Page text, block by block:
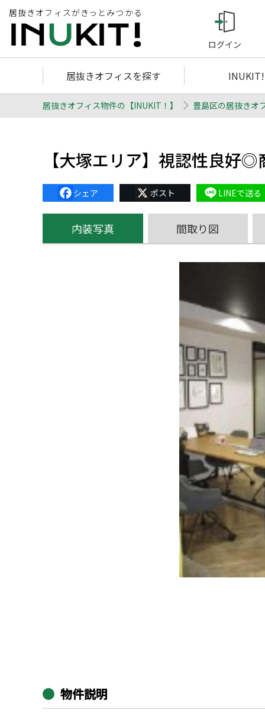
居抜きオフィスがきっとみつかる
ログイン
居抜きオフィスを探す
居抜きオフィス物件の【INUKIT！】 豊島区の居抜きオ
【大塚エリア】視認性良好
Facebook
X Line
内装写真 間取り図
物件説明